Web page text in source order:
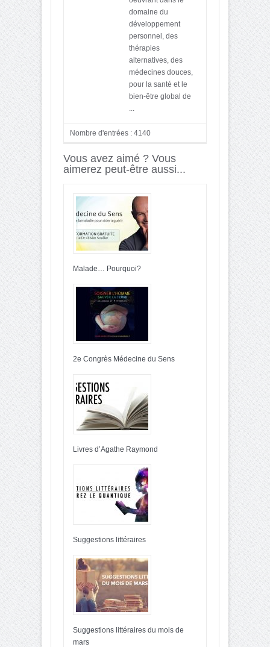
domaine du
développement
personnel, des
thérapies
alternatives, des
médecines douces,
pour la santé et le
bien-être global de
Nombre d'entrées : 4140
Vous avez aimé ? Vous
aimerez peut-être aussi...
Malade… Pourquoi?
2e Congrès Médecine du Sens
Livres d’Agathe Raymond
Suggestions littéraires
Suggestions littéraires du mois de
mars